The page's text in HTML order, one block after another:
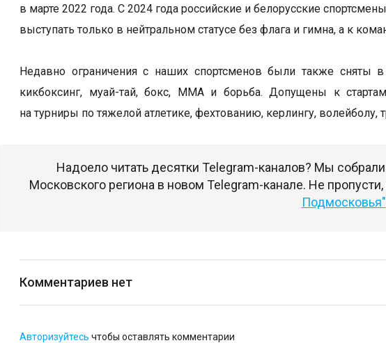
в марте 2022 года. С 2024 года российские и белорусские
выступать только в нейтральном статусе без флага и гимна, а к
Недавно ограничения с наших спортсменов были также сняты
кикбоксинг, муай-тай, бокс, ММА и борьба. Допущены к
на турниры по тяжелой атлетике, фехтованию, керлингу, волейболу,
Надоело читать десятки Telegram-каналов? Мы
Московского региона в новом Telegram-канале. Не
Подмосковья"
Комментариев нет
Авторизуйтесь чтобы оставлять комментарии